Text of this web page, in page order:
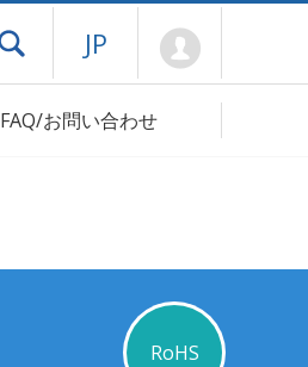
ドロワーメニューを開く
JP
FAQ/お問い合わせ
RoHS